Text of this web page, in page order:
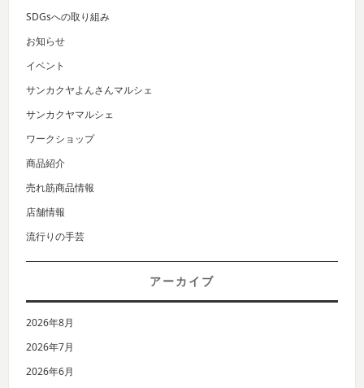
SDGsへの取り組み
お知らせ
イベント
サンカクヤよんさんマルシェ
サンカクヤマルシェ
ワークショップ
商品紹介
売れ筋商品情報
店舗情報
流行りの手芸
アーカイブ
2026年8月
2026年7月
2026年6月